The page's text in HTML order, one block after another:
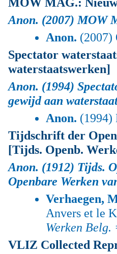
Anon. (2007) MOW
Anon. (2007)
Spectator
waterstaatswerken]
Anon. (1994)
gewijd aan
Anon. (1994)
Tijdschrift der
[Tijds. Openb.
Anon. (1912) Tijds.
Openbare Werken
Verhaegen,
Anvers et le
Werken
VLIZ Collected